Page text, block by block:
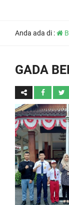
Anda ada di :
GADA